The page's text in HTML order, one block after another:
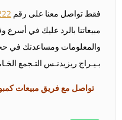
فقط تواصل معنا على رقم
مبيعاتنا بالرد عليك في
والمعلومات ومساعدتك في
بـيـراج ريزيدنـس التـجمع
تواصل مع فريق مبيعات